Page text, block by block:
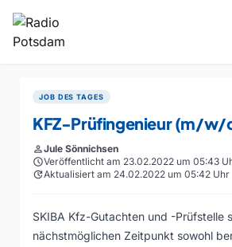
JOB DES TAGES
KFZ-Prüfingenieur (m/w/
personJule Sönnichsen
scheduleVeröffentlicht am 23.02.2022 um 05:43
updateAktualisiert am 24.02.2022 um 05:42 Uhr
SKIBA Kfz-Gutachten und -Prüfstelle
nächstmöglichen Zeitpunkt sowohl